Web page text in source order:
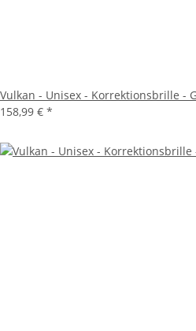
Vulkan - Unisex - Korrektionsbrille -
158,99 € *